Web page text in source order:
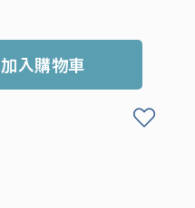
加入購物車